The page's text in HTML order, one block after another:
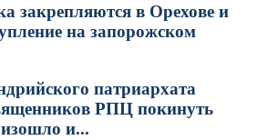
закрепляются в Орехове и
на запорожском
патриархата
РПЦ покинуть
и...